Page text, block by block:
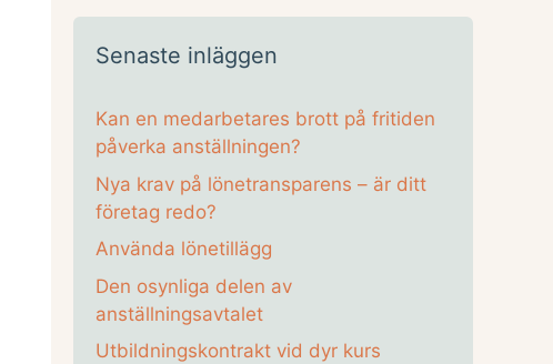
Senaste inläggen
Kan en medarbetares brott på fritiden
påverka anställningen?
Nya krav på lönetransparens – är ditt
företag redo?
Använda lönetillägg
Den osynliga delen av
anställningsavtalet
Utbildningskontrakt vid dyr kurs